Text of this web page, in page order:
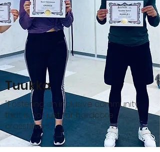
Tuukka
"Fostering an inclusive community
that is not just for hardcore
crossfitters"